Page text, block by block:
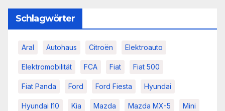
Schlagwörter
Aral Autohaus Citroën Elektroauto
Elektromobilität FCA Fiat Fiat 500
Fiat Panda Ford Ford Fiesta Hyundai
Hyundai I10 Kia Mazda Mazda MX-5 Mini